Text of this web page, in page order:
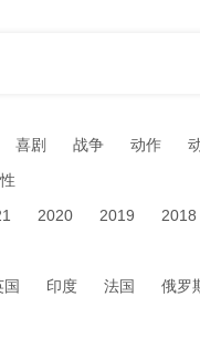
喜剧 战争 动作
2020 2019 2018
国 印度 法国 俄罗